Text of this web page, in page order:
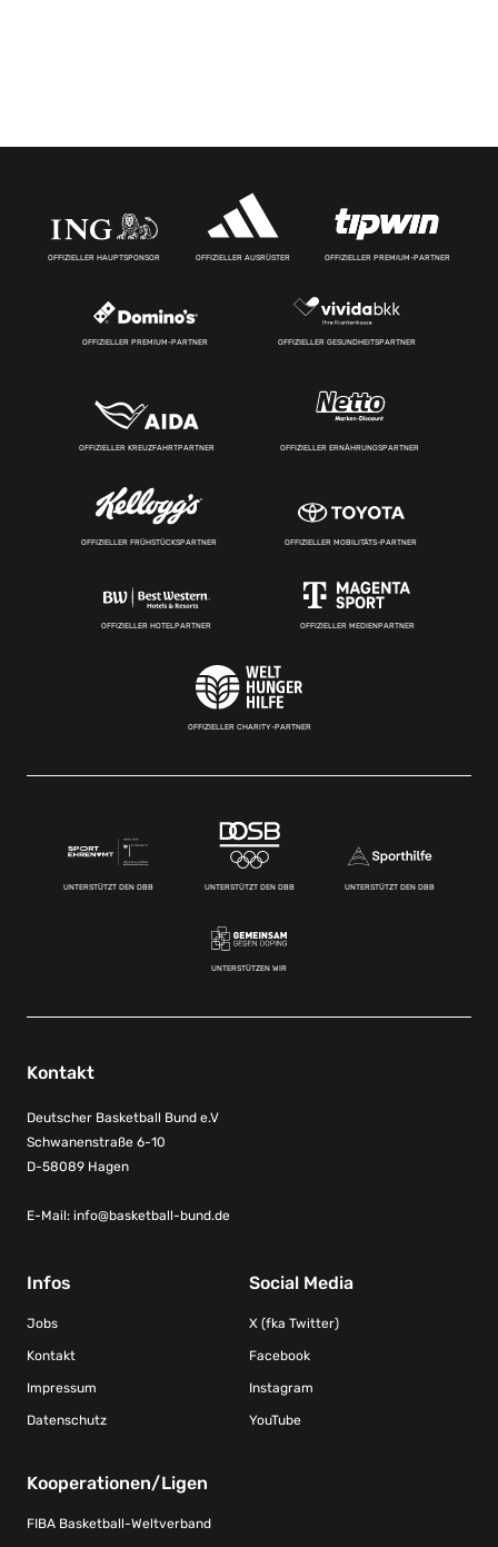
OFFIZIELLER HAUPTSPONSOR OFFIZIELLER AUSRÜSTER OFFIZIELLER PREMIUM-PARTNER
OFFIZIELLER PREMIUM-PARTNER OFFIZIELLER GESUNDHEITSPARTNER
OFFIZIELLER KREUZFAHRTPARTNER OFFIZIELLER ERNÄHRUNGSPARTNER
OFFIZIELLER FRÜHSTÜCKSPARTNER OFFIZIELLER MOBILITÄTS-PARTNER
OFFIZIELLER HOTELPARTNER OFFIZIELLER MEDIENPARTNER
OFFIZIELLER CHARITY-PARTNER
UNTERSTÜTZT DEN DBB UNTERSTÜTZT DEN DBB UNTERSTÜTZT DEN DBB
UNTERSTÜTZEN WIR
Kontakt
Deutscher Basketball Bund e.V
Schwanenstraße 6-10
D-58089 Hagen
E-Mail: info@basketball-bund.de
Infos
Jobs
Kontakt
Impressum
Datenschutz
Social Media
X (fka Twitter)
Facebook
Instagram
YouTube
Kooperationen/Ligen
FIBA Basketball-Weltverband